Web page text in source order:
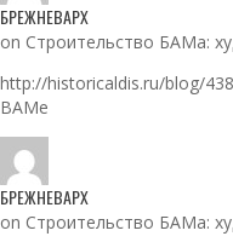
БРЕЖНЕВАРХ
on Строительство БАМа:
http://historicaldis.ru/blog/
BAMe
БРЕЖНЕВАРХ
on Строительство БАМа: